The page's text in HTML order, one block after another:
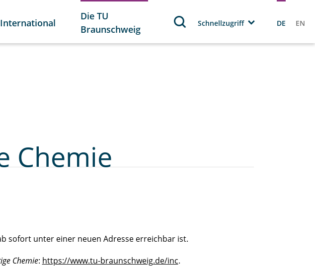
International
Die TU
Braunschweig
Schnellzugriff DE EN
Chemie
sofort unter einer neuen Adresse erreichbar ist.
Chemie: https://www.tu-braunschweig.de/inc.